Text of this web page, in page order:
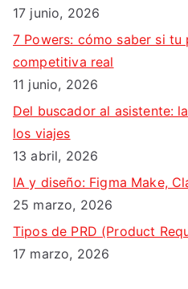
17 junio, 2026
7 Powers: cómo saber si
competitiva real
11 junio, 2026
Del buscador al asistente:
los viajes
13 abril, 2026
IA y diseño: Figma Make,
25 marzo, 2026
Tipos de PRD (Product
17 marzo, 2026